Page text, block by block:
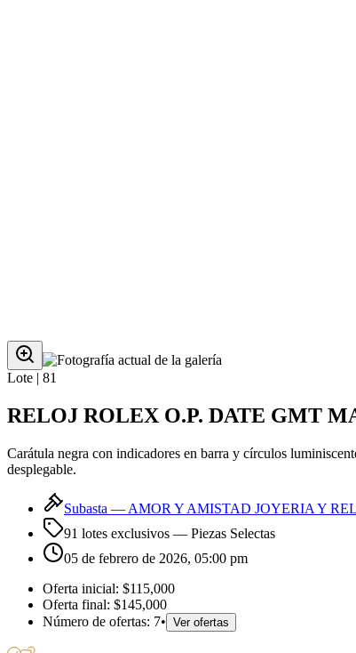
Lote | 81
RELOJ ROLEX O.P. DATE GMT
Carátula negra con indicadores en barra y círculos
desplegable.
Subasta — AMOR Y AMISTAD JOYERIA Y
91 lotes exclusivos — Piezas Selectas
05 de febrero de 2026, 05:00 pm
Oferta inicial: $115,000
Oferta final: $145,000
Número de ofertas: 7• Ver ofertas